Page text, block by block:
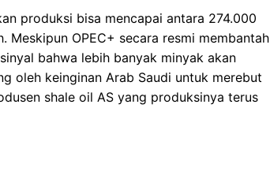
produksi bisa mencapai antara 274.000
Meskipun OPEC+ secara resmi membantah
bahwa lebih banyak minyak akan
oleh keinginan Arab Saudi untuk merebut
shale oil AS yang produksinya terus